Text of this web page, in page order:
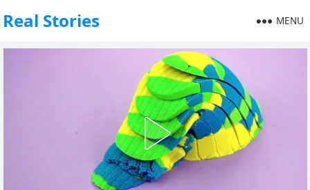
Real Stories MENU